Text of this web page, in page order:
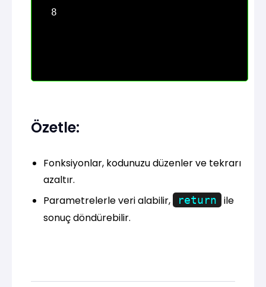
Özetle:
Fonksiyonlar, kodunuzu düzenler ve tekrarı
azaltır.
Parametrelerle veri alabilir,
return
ile
sonuç döndürebilir.